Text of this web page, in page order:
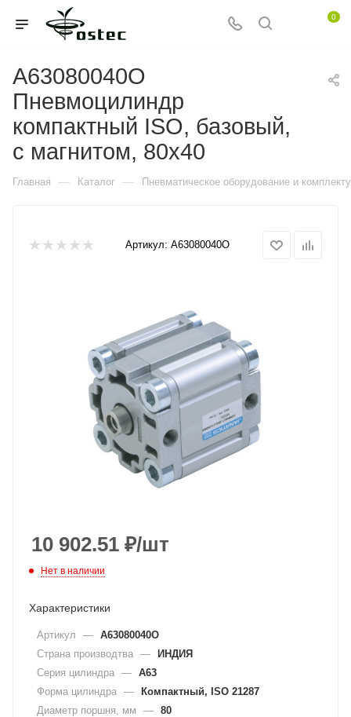
0
A63080040O
Пневмоцилиндр
компактный ISO, базовый,
c магнитом, 80x40
Главная — Каталог — Пневматическое оборудование и
Артикул: A63080040O
10 902.51 ₽/шт
Нет в наличии
Характеристики
Артикул — A63080040O
Страна производтва — ИНДИЯ
Серия цилиндра — A63
Форма цилиндра — Компактный, ISO 21287
Диаметр поршня, мм
— 80